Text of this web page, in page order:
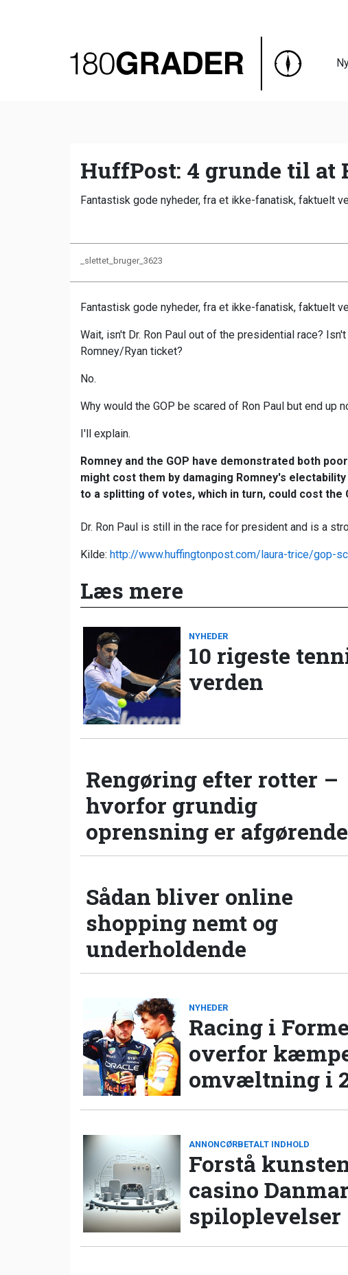
HuffPost: 4 grunde til
Fantastisk gode nyheder, fra et ikke-fanatisk, faktuelt
_slettet_bruger_3623
Fantastisk gode nyheder, fra et ikke-fanatisk, faktuelt
Wait, isn't Dr. Ron Paul out of the presidential race?
Romney/Ryan ticket?
No.
Why would the GOP be scared of Ron Paul but end up
I'll explain.
Romney and the GOP have demonstrated both
might cost them by damaging Romney's
to a splitting of votes, which in turn, could cost the
Dr. Ron Paul is still in the race for president and is a
Kilde: http://www.huffingtonpost.com/laura-trice/gop-
Læs mere
NYHEDER
10 rigeste
verden
Rengøring efter rotter –
hvorfor grundig
oprensning er afgørende
Sådan bliver online
shopping nemt og
underholdende
NYHEDER
Racing i
overfor
omvæltning i
ANNONCØRBETALT INDHOLD
Forstå
casino
spiloplevelser